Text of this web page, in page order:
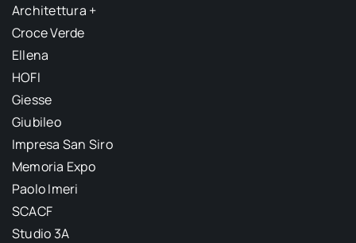
Architettura +
Croce Verde
Ellena
HOFI
Giesse
Giubileo
Impresa San Siro
Memoria Expo
Paolo Imeri
SCACF
Studio 3A